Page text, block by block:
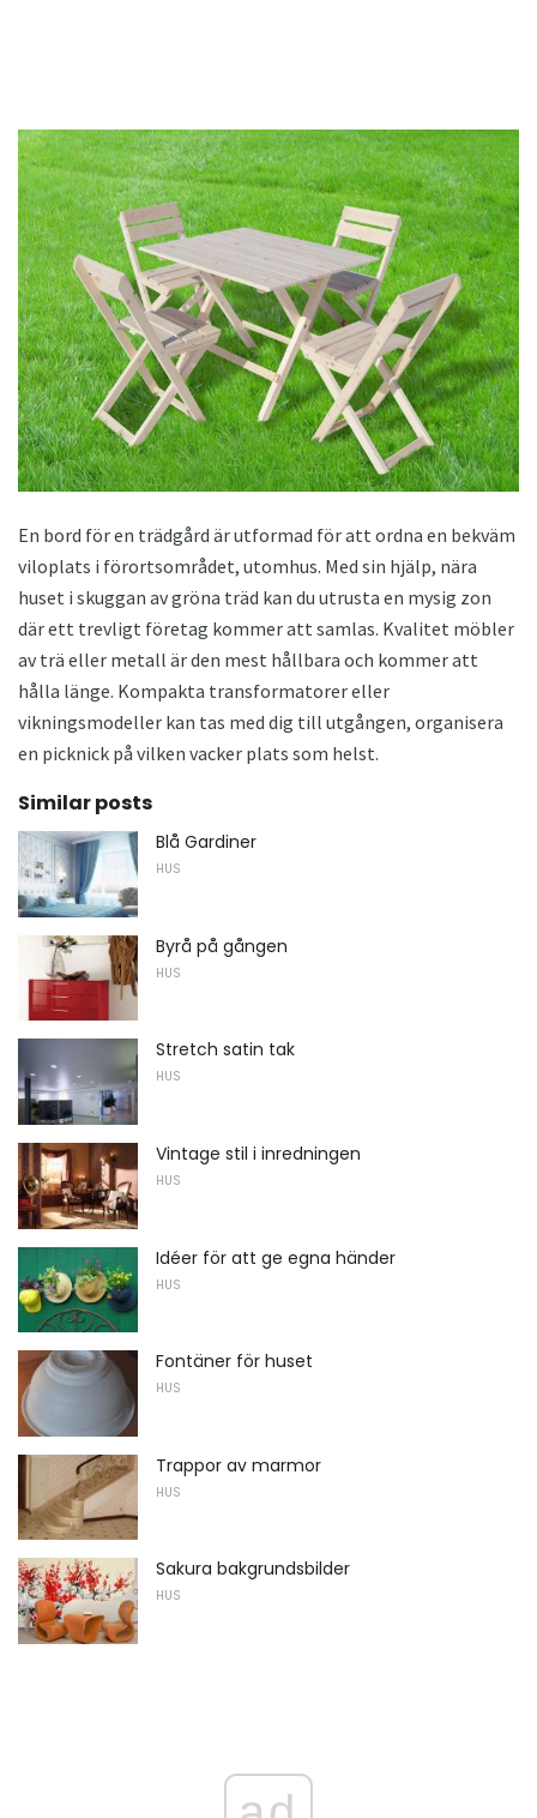
En bord för en trädgård är utformad för att ordna en bekväm
viloplats i förortsområdet, utomhus. Med sin hjälp, nära
huset i skuggan av gröna träd kan du utrusta en mysig zon
där ett trevligt företag kommer att samlas. Kvalitet möbler
av trä eller metall är den mest hållbara och kommer att
hålla länge. Kompakta transformatorer eller
vikningsmodeller kan tas med dig till utgången, organisera
en picknick på vilken vacker plats som helst.
Similar posts
Blå Gardiner
HUS
Byrå på gången
HUS
Stretch satin tak
HUS
Vintage stil i inredningen
HUS
Idéer för att ge egna händer
HUS
Fontäner för huset
HUS
Trappor av marmor
HUS
Sakura bakgrundsbilder
HUS